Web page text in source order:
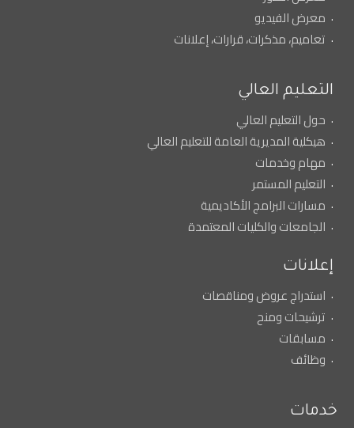
معرض الفيديو
تعاميم، مذكرات، قرارات، إعلانات
التعليم العالي
حول التعليم العالي
هيكلية المديرية العامة للتعليم العالي
مهام وخدمات
التعليم المستمر
مسارات البرامج الأكاديمية
الجامعات والكليات المعتمدة
إعلانات
استدراج عروض ومناقصات
ترشيحات ومنح
مسابقات
وظائف
خدمات